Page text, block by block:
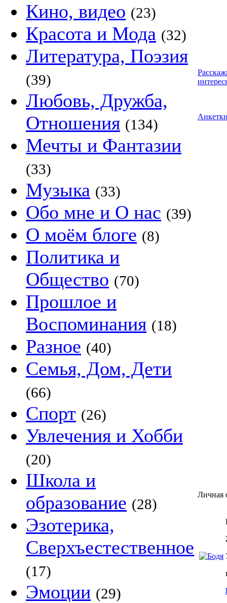
Кино, видео (23)
Красота и Мода (32)
Литература, Поэзия
(39)
Любовь, Дружба,
Отношения (134)
Мечты и Фантазии
(33)
Музыка (33)
Обо мне и О нас (39)
О моём блоге (8)
Политика и
Общество (70)
Прошлое и
Воспоминания (18)
Разное (40)
Семья, Дом, Дети
(66)
Спорт (26)
Увлечения и Хобби
(20)
Школа и
образование (28)
Эзотерика,
Сверхъестественное
(17)
Эмоции (29)
Личная